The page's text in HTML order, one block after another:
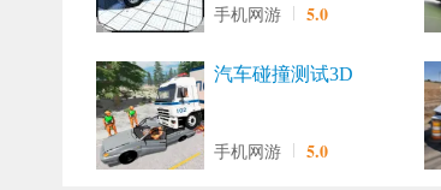
手机网游 5.0
汽车碰撞测试3D
手机网游 5.0